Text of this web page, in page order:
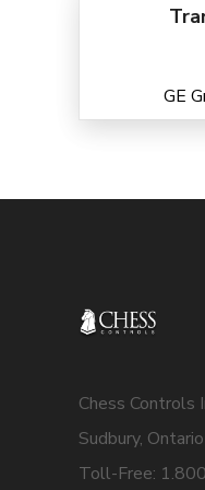
GE
Chess Controls
Sudbury,
Toll-Free: